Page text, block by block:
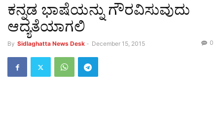
ಕನ್ನಡ ಭಾಷೆಯನ್ನು ಗೌರವಿಸುವುದು
ಆದ್ಯತೆಯಾಗಲಿ
By Sidlaghatta News Desk - December 15, 2015 0